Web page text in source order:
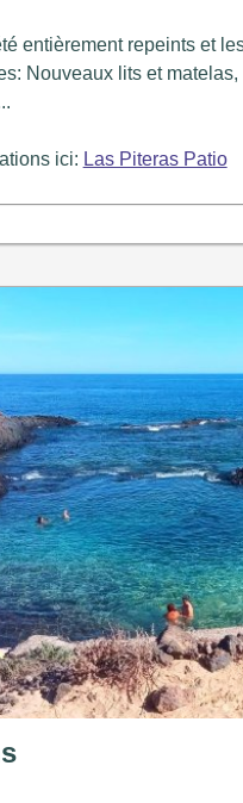
entièrement repeints et
Nouveaux lits et
ici: Las Piteras Patio